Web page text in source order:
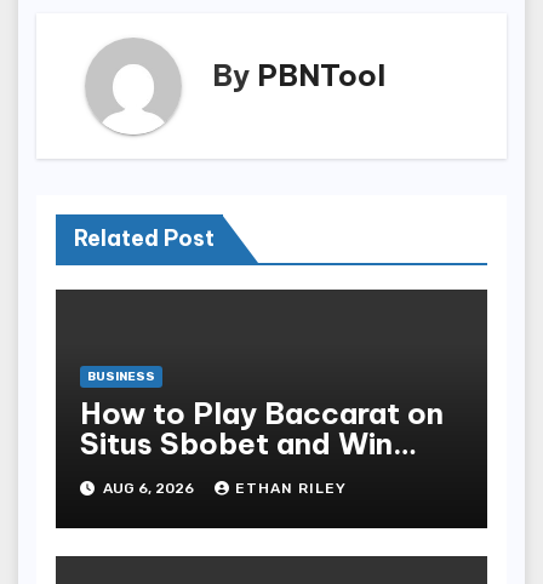
By PBNTool
Related Post
BUSINESS
How to Play Baccarat on
Situs Sbobet and Win
More Often ,
AUG 6, 2026 ETHAN RILEY